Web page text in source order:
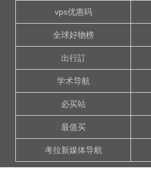
vps优惠码
全球好物榜
出行訂
学术导航
必买站
最值买
考拉新媒体导航